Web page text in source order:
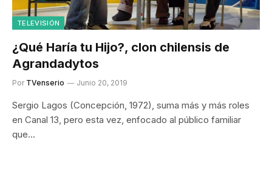
TELEVISIÓN
¿Qué Haría tu Hijo?, clon chilensis de
Agrandadytos
Por TVenserio Junio 20, 2019
Sergio Lagos (Concepción, 1972), suma más y más roles
en Canal 13, pero esta vez, enfocado al público familiar
que…